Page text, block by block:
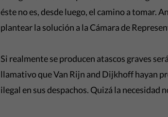
éste no es, desde luego, el camino a tomar.
plantear la solución a la Cámara de
Si realmente se producen atascos graves
llamativo que Van Rijn and Dijkhoff hayan
ilegal en sus despachos. Quizá la necesidad